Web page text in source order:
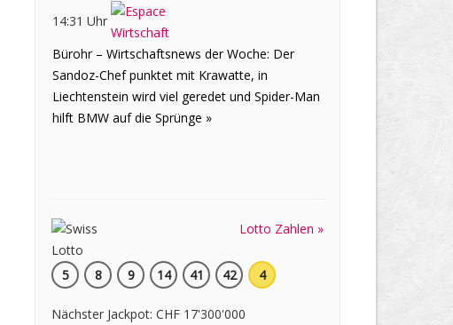
14:31 Uhr
Bürohr – Wirtschaftsnews der Woche: Der
Sandoz-Chef punktet mit Krawatte, in
Liechtenstein wird viel geredet und Spider-Man
hilft BMW auf die Sprünge »
Lotto Zahlen »
5 8 9 14 41 42 4
Nächster Jackpot: CHF 17'300'000